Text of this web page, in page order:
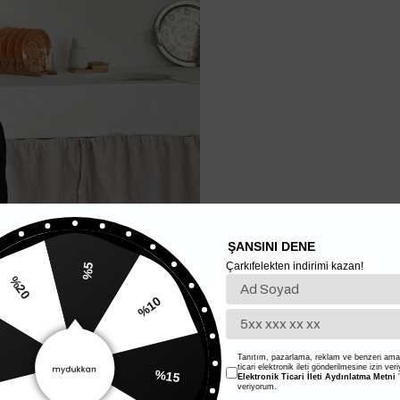
%5
%10
ŞANSINI DENE
Çarkıfelekten indirimi kazan!
Tanıtım, pazarlama, reklam ve benzeri
ticari elektronik ileti gönderilmesine izin
Elektronik Ticari İleti Aydınlatma Metni
veriyorum.